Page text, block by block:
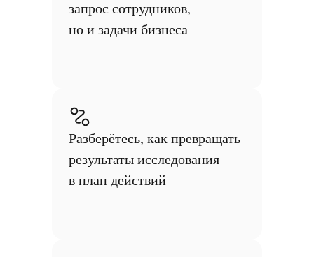
запрос сотрудников,
но и задачи бизнеса
Разберётесь, как превращать
результаты исследования
в план действий